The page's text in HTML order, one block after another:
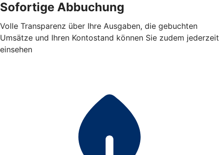
Sofortige Abbuchung
Volle Transparenz über Ihre Ausgaben, die gebuchten
Umsätze und Ihren Kontostand können Sie zudem jederzeit
einsehen